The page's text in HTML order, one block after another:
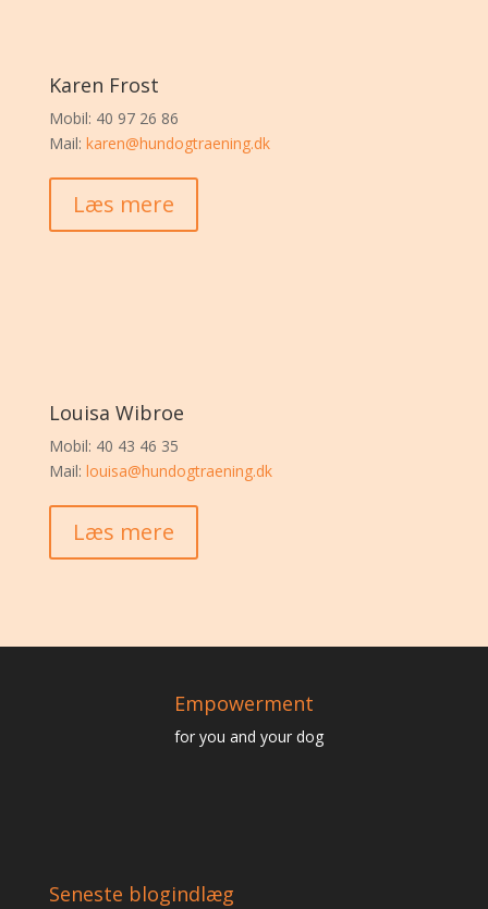
Karen Frost
Mobil: 40 97 26 86
Mail: karen@hundogtraening.dk
Læs mere
Louisa Wibroe
Mobil: 40 43 46 35
Mail: louisa@hundogtraening.dk
Læs mere
Empowerment
for you and your dog
Seneste blogindlæg